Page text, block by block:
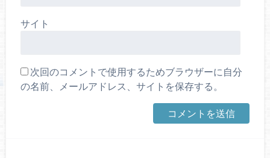
サイト
次回のコメントで使用するためブラウザーに自分
の名前、メールアドレス、サイトを保存する。